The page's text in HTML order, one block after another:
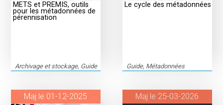
METS et PREMIS, outils
pour les métadonnées de
pérennisation
Archivage et stockage, Guide
Le cycle des métadonnées
Guide, Métadonnées
Maj le 01-12-2025 Maj le 25-03-2026